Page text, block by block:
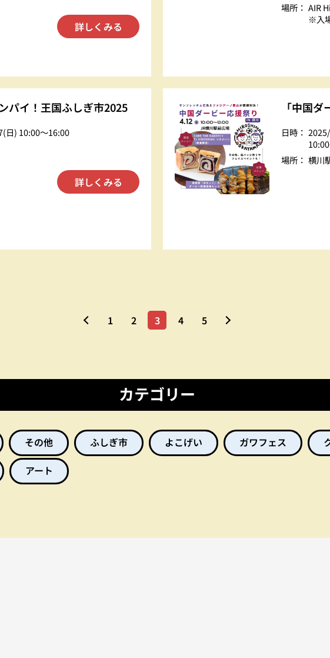
詳しくみる
場所： AIR
※入
パイ！王国ふしぎ市2025
日) 10:00〜16:00
詳しくみる
「中国
日時：
場所： 横川
1 2 3 4 5
カテゴリー
その他 ふしぎ市 よこげい ガワフェス
アート